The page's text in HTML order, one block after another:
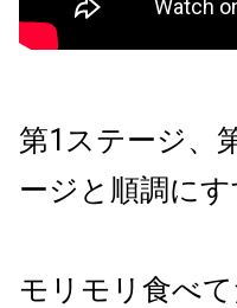
第1ステージ、
ージと順調に
モリモリ食べ